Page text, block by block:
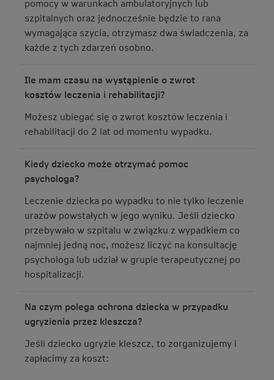
pomocy w warunkach ambulatoryjnych lub
szpitalnych oraz jednocześnie będzie to rana
wymagająca szycia, otrzymasz dwa świadczenia, za
każde z tych zdarzeń osobno.
Ile mam czasu na wystąpienie o zwrot
kosztów leczenia i rehabilitacji?
Możesz ubiegać się o zwrot kosztów leczenia i
rehabilitacji do 2 lat od momentu wypadku.
Kiedy dziecko może otrzymać pomoc
psychologa?
Leczenie dziecka po wypadku to nie tylko leczenie
urazów powstałych w jego wyniku. Jeśli dziecko
przebywało w szpitalu w związku z wypadkiem co
najmniej jedną noc, możesz liczyć na konsultację
psychologa lub udział w grupie terapeutycznej po
hospitalizacji.
Na czym polega ochrona dziecka w przypadku
ugryzienia przez kleszcza?
Jeśli dziecko ugryzie kleszcz, to zorganizujemy i
zapłacimy za koszt: